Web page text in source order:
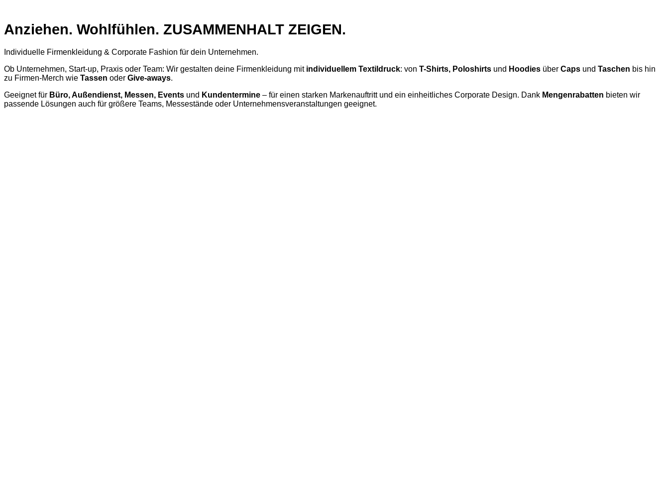
Anziehen. Wohlfühlen. ZUSAMMENHALT ZEIGEN.
Individuelle Firmenkleidung & Corporate Fashion für dein Unternehmen.
Ob Unternehmen, Start-up, Praxis oder Team: Wir gestalten deine Firmenkleidung mit individuellem Textildruck: von T-Shirts, Poloshirts und Hoodies über Caps und Taschen bis hin
zu Firmen-Merch wie Tassen oder Give-aways.
Geeignet für Büro, Außendienst, Messen, Events und Kundentermine – für einen starken Markenauftritt und ein einheitliches Corporate Design. Dank Mengenrabatten bieten wir
passende Lösungen auch für größere Teams, Messestände oder Unternehmensveranstaltungen geeignet.